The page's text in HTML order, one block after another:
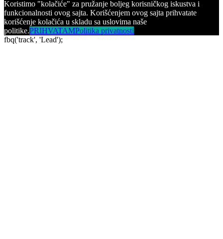
Koristimo "kolačiće" za pružanje boljeg korisničkog iskustva i
funkcionalnosti ovog sajta. Korišćenjem ovog sajta prihvatate
korišćenje kolačića u skladu sa uslovima naše
politike.PRIHVATAMPolitika privatnosti
fbq('track', 'Lead');